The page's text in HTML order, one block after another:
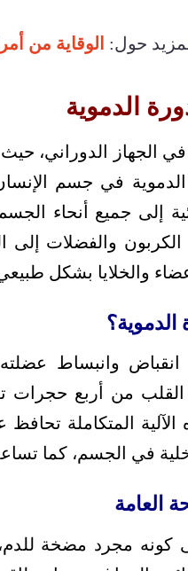
حول: الوقاية من
الدموية
الجهاز الدوراني،
الدموية في جسم
إلى جميع أنحاء
والفضلات إلى
والخلايا بشكل
وانبساط
القلب من أربع حجرات
الآلية المتكاملة
في الجسم، كما
العامة
كونه مجرد مضخة